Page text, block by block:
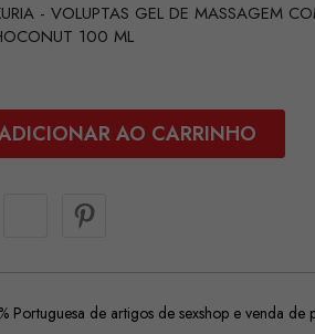
- VOLUPTAS GEL DE MASSAGEM
100 ML
AO CARRINHO
Portuguesa de artigos de sexshop e venda de